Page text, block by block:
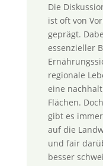
Die
ist oft von
geprägt.
essenzieller
regionale
eine
Flächen.
gibt es
auf die
und fair
besser